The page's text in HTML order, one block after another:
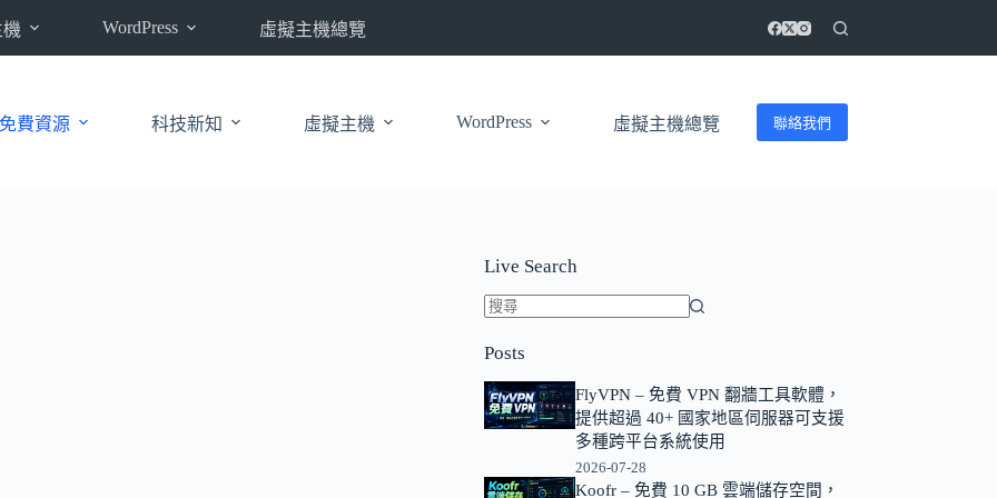
WordPress 虛擬主機總覽
免費資源 科技新知 虛擬主機 WordPress 虛擬主機總覽 聯絡我們
Live Search
不
到
符
件
Posts
FlyVPN – 免費 VPN 翻牆工具軟體，
提供超過 40+ 國家地區伺服器可支援
多種跨平台系統使用
2026-07-28
Koofr – 免費 10 GB 雲端儲存空間，